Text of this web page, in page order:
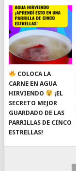
COLOCA LA
CARNE EN AGUA
HIRVIENDO
¡EL
SECRETO MEJOR
GUARDADO DE LAS
PARRILLAS DE CINCO
ESTRELLAS!